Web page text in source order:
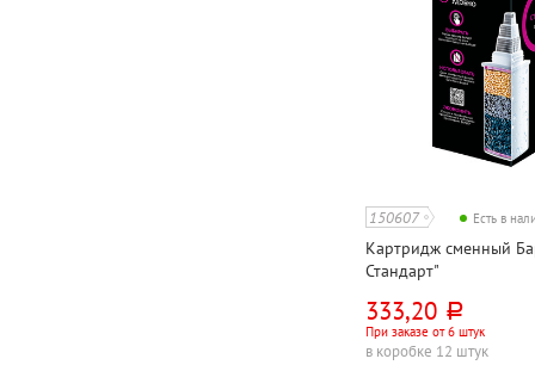
150607 Есть в
Картридж сменный
Стандарт"
333,20 руб.
При заказе от 6 штук
в коробке 12 штук